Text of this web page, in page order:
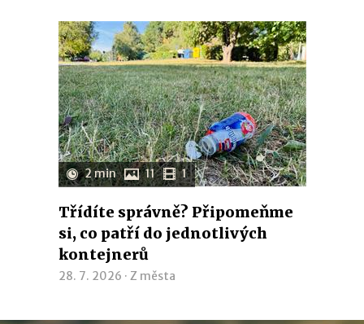
2 min 11 1
Třídíte správně? Připomeňme
si, co patří do jednotlivých
kontejnerů
28. 7. 2026 · Z města